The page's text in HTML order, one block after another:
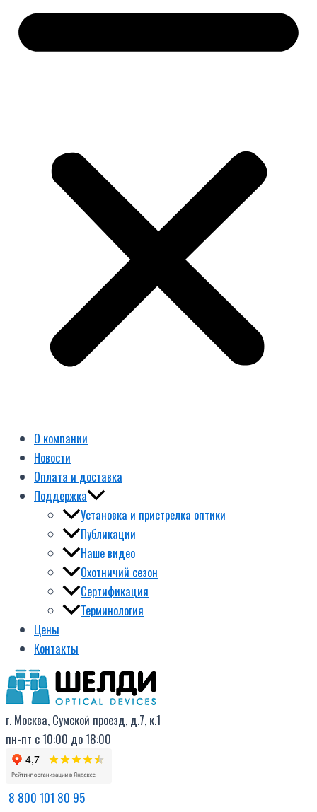
О компании
Новости
Оплата и доставка
Поддержка
Установка и пристрелка оптики
Публикации
Наше видео
Охотничий сезон
Сертификация
Терминология
Цены
Контакты
г. Москва, Сумской проезд, д.7, к.1
пн-пт с 10:00 до 18:00
8 800 101 80 95